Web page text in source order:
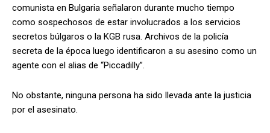
comunista en Bulgaria señalaron durante mucho tiempo
como sospechosos de estar involucrados a los servicios
secretos búlgaros o la KGB rusa. Archivos de la policía
secreta de la época luego identificaron a su asesino como un
agente con el alias de “Piccadilly”.
No obstante, ninguna persona ha sido llevada ante la justicia
por el asesinato.